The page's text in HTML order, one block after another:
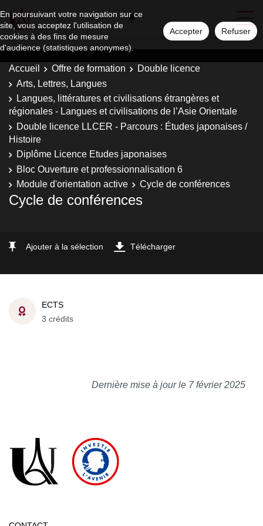
En poursuivant votre navigation sur ce
site, vous acceptez l'utilisation de
cookies à des fins de mesure
d'audience (statistiques anonymes).
Accepter Refuser
Accueil Offre de formation
Double licence
Arts, Lettres, Langues
Langues, littératures et civilisations étrangères et
régionales - Langues et civilisations de l’Asie Orientale
Double licence LLCER - Parcours : Études japonaises /
Histoire
Diplôme Licence Etudes japonaises
Bloc Ouverture et professionnalisation 6
Module d'orientation active
Cycle de conférences
Cycle de conférences
Ajouter à la sélection Télécharger
ECTS
3 crédits
Dernière mise à jour le 7 février 2025